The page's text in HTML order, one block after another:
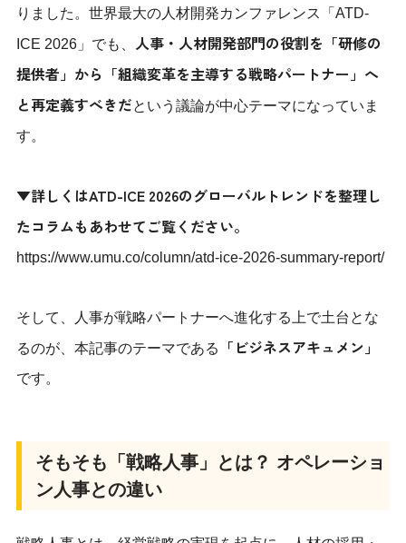
りました。世界最大の人材開発カンファレンス「ATD-
ICE 2026」でも、 人事・人材開発部門の役割を「研修の
提供者」から「組織変革を主導する戦略パートナー」へ
と再定義すべきだという議論が中心テーマになっていま
す。
▼詳しくはATD-ICE 2026のグローバルトレンドを整理し
たコラムもあわせてご覧ください。
https://www.umu.co/column/atd-ice-2026-summary-report/
そして、人事が戦略パートナーへ進化する上で土台とな
るのが、本記事のテーマである
「ビジネスアキュメン」
です。
そもそも「戦略人事」とは？ オペレーショ
ン人事との違い